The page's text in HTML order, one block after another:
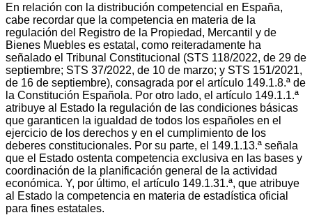
En relación con la distribución competencial en España,
cabe recordar que la competencia en materia de la
regulación del Registro de la Propiedad, Mercantil y de
Bienes Muebles es estatal, como reiteradamente ha
señalado el Tribunal Constitucional (STS 118/2022, de 29 de
septiembre; STS 37/2022, de 10 de marzo; y STS 151/2021,
de 16 de septiembre), consagrada por el artículo 149.1.8.ª de
la Constitución Española. Por otro lado, el artículo 149.1.1.ª
atribuye al Estado la regulación de las condiciones básicas
que garanticen la igualdad de todos los españoles en el
ejercicio de los derechos y en el cumplimiento de los
deberes constitucionales. Por su parte, el 149.1.13.ª señala
que el Estado ostenta competencia exclusiva en las bases y
coordinación de la planificación general de la actividad
económica. Y, por último, el artículo 149.1.31.ª, que atribuye
al Estado la competencia en materia de estadística oficial
para fines estatales.